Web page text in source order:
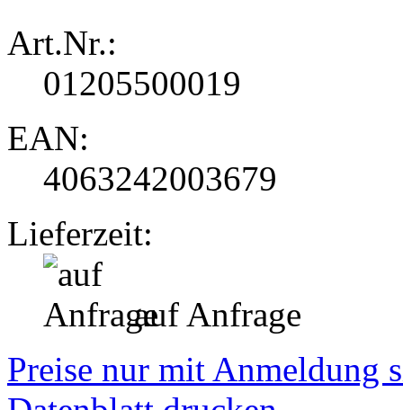
Art.Nr.:
01205500019
EAN:
4063242003679
Lieferzeit:
auf Anfrage
Preise nur mit Anmeldung